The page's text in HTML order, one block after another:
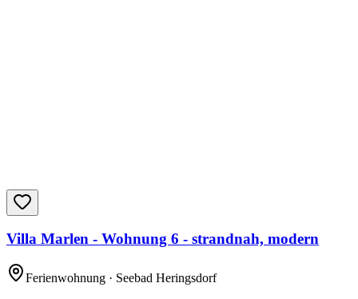
Villa Marlen - Wohnung 6 - strandnah, modern
Ferienwohnung · Seebad Heringsdorf